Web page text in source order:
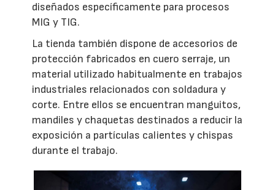
diseñados específicamente para procesos
MIG y TIG.
La tienda también dispone de accesorios de
protección fabricados en cuero serraje, un
material utilizado habitualmente en trabajos
industriales relacionados con soldadura y
corte. Entre ellos se encuentran manguitos,
mandiles y chaquetas destinados a reducir la
exposición a partículas calientes y chispas
durante el trabajo.